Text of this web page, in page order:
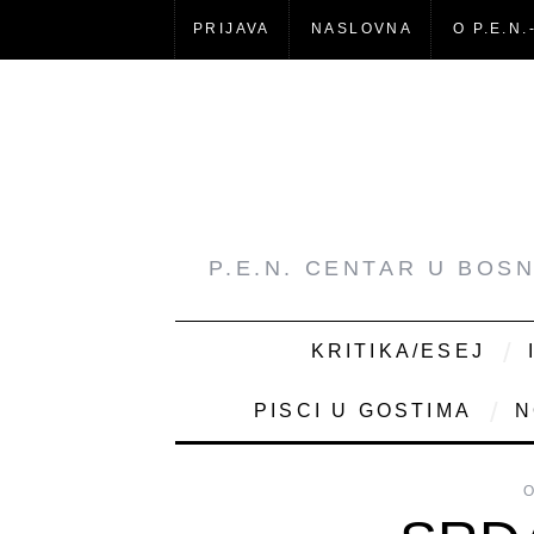
PRIJAVA NASLOVNA O
P.E.N. CENTAR U
KRITIKA/ESEJ
PISCI U GOSTIMA